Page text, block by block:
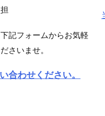
記フォームからお気軽
さいませ。
合わせください。